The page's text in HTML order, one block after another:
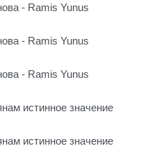
- Ramis Yunus
- Ramis Yunus
- Ramis Yunus
истинное значение
истинное значение